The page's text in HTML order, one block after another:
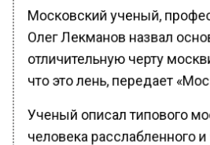
Московский ученый,
Олег Лекманов назвал
отличительную черту
что это лень, передает
Ученый описал типового
человека расслабленного и